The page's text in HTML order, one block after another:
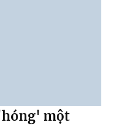
một